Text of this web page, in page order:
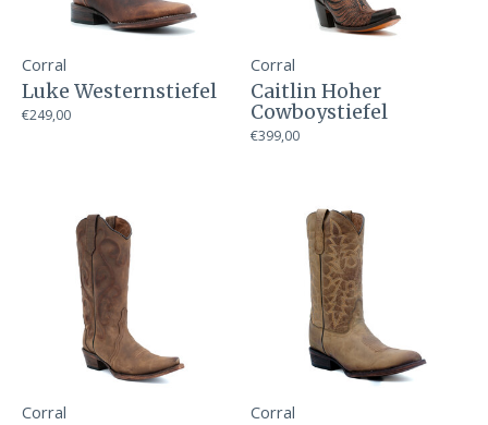
Corral
Luke Westernstiefel
€249,00
Corral
Caitlin Hoher
Cowboystiefel
€399,00
Corral Corral